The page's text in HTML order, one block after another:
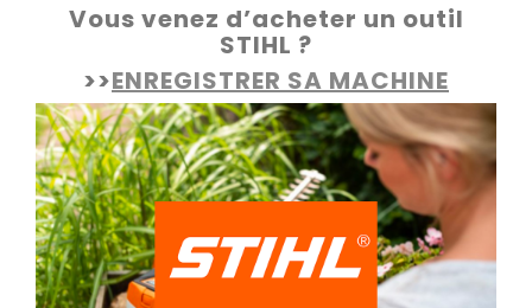
Vous venez d’acheter un outil
STIHL ?
>>ENREGISTRER SA MACHINE